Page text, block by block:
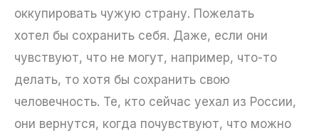
оккупировать чужую страну. Пожелать
хотел бы сохранить себя. Даже, если они
чувствуют, что не могут, например, что-то
делать, то хотя бы сохранить свою
человечность. Те, кто сейчас уехал из России,
они вернутся, когда почувствуют, что можно